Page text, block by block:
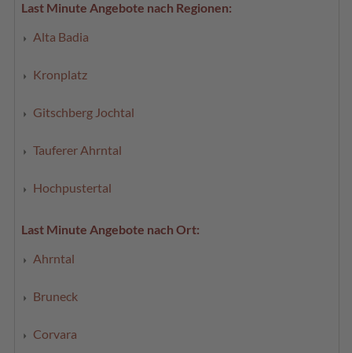
Last Minute Angebote nach Regionen:
Alta Badia
Kronplatz
Gitschberg Jochtal
Tauferer Ahrntal
Hochpustertal
Last Minute Angebote nach Ort:
Ahrntal
Bruneck
Corvara